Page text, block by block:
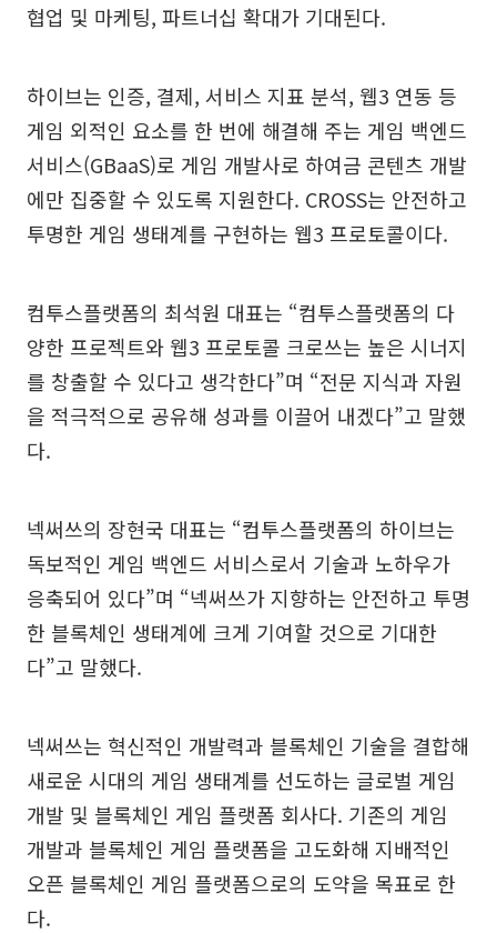
협업 및 마케팅, 파트너십 확대가 기대된다.
하이브는 인증, 결제, 서비스 지표 분석, 웹3 연동 등
게임 외적인 요소를 한 번에 해결해 주는 게임 백엔드
서비스(GBaaS)로 게임 개발사로 하여금 콘텐츠 개발
에만 집중할 수 있도록 지원한다. CROSS는 안전하고
투명한 게임 생태계를 구현하는 웹3 프로토콜이다.
컴투스플랫폼의 최석원 대표는 “컴투스플랫폼의 다
양한 프로젝트와 웹3 프로토콜 크로쓰는 높은 시너지
를 창출할 수 있다고 생각한다”며 “전문 지식과 자원
을 적극적으로 공유해 성과를 이끌어 내겠다”고 말했
다.
넥써쓰의 장현국 대표는 “컴투스플랫폼의 하이브는
독보적인 게임 백엔드 서비스로서 기술과 노하우가
응축되어 있다”며 “넥써쓰가 지향하는 안전하고 투명
한 블록체인 생태계에 크게 기여할 것으로 기대한
다”고 말했다.
넥써쓰는 혁신적인 개발력과 블록체인 기술을 결합해
새로운 시대의 게임 생태계를 선도하는 글로벌 게임
개발 및 블록체인 게임 플랫폼 회사다. 기존의 게임
개발과 블록체인 게임 플랫폼을 고도화해 지배적인
오픈 블록체인 게임 플랫폼으로의 도약을 목표로 한
다.